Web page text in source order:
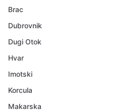
Brac
Dubrovnik
Dugi Otok
Hvar
Imotski
Korcula
Makarska